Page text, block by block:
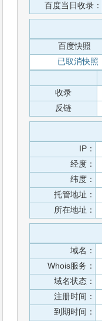
百度当日收录：
百度快照
已取消快照
收录
反链
IP：
经度：
纬度：
托管地址：
所在地址：
域名：
Whois服务：
域名状态：
注册时间：
到期时间：